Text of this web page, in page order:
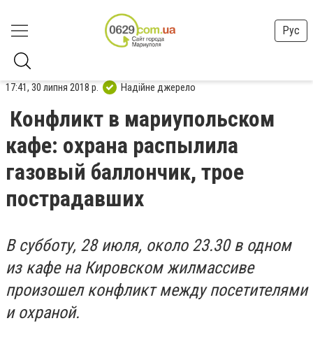
Рус
17:41, 30 липня 2018 р. Надійне джерело
Конфликт в мариупольском
кафе: охрана распылила
газовый баллончик, трое
пострадавших
В субботу, 28 июля, около 23.30 в одном
из кафе на Кировском жилмассиве
произошел конфликт между посетителями
и охраной.